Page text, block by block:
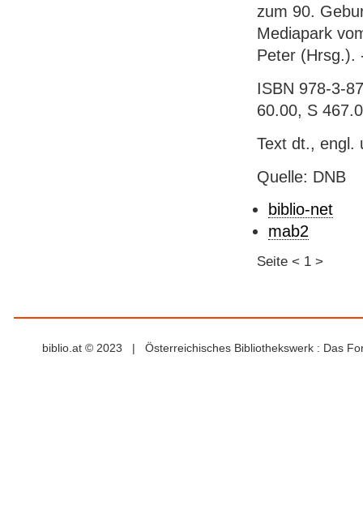
zum 90.
Mediapark
Peter (Hrsg.).
ISBN 978-3-
60.00, S
Text dt., engl.
Quelle: DNB
biblio-net
mab2
Seite < 1 >
biblio.at © 2023 | Österreichisches Bibliothekswerk : Das